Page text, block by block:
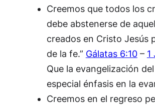
Creemos que todos los
debe abstenerse de
creados en Cristo Jesús
de la fe.” Gálatas 6:10– 1
Que la evangelización
especial énfasis en la
Creemos en el regreso